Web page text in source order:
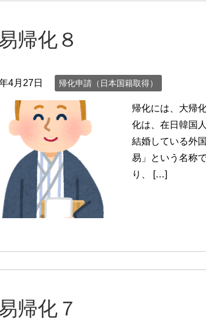
帰化８
4月27日 帰化申請（日本国籍取得）
帰化には、大帰
化は、在日韓国
結婚している外
易」という名称
り、 […]
帰化７